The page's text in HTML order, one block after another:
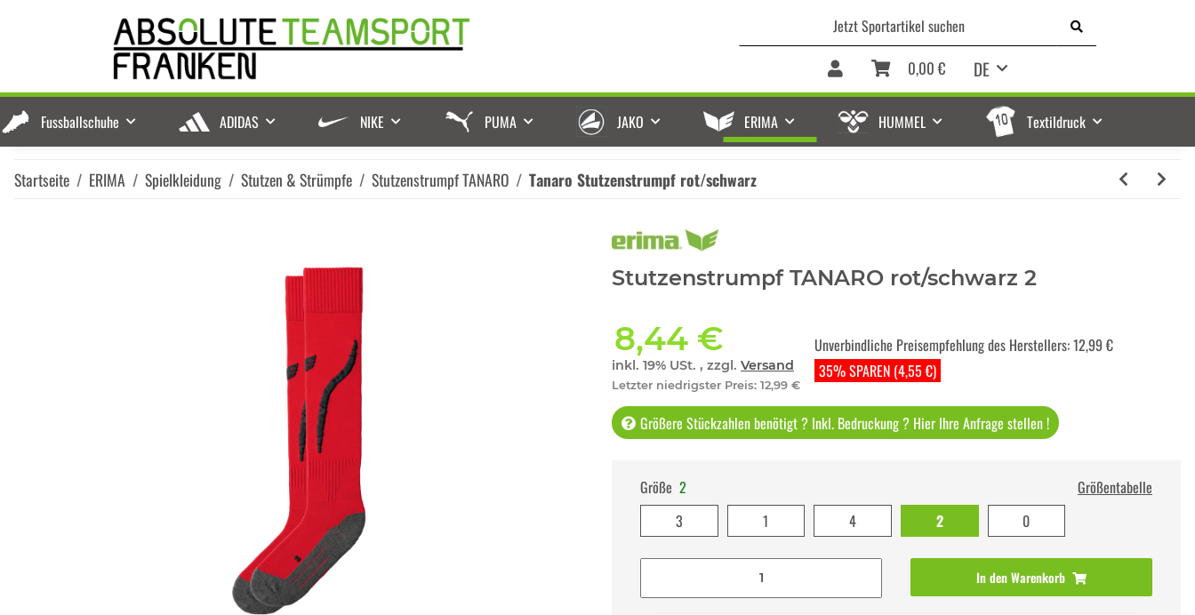
DE
0,00 €
Fussballschuhe ADIDAS NIKE PUMA JAKO ERIMA HUMMEL Textildruck
Startseite ERIMA Spielkleidung Stutzen & Strümpfe Stutzenstrumpf TANARO Tanaro Stutzenstrumpf rot/schwarz
Stutzenstrumpf TANARO rot/schwarz 2
8,44 €
inkl. 19% USt. , zzgl. Versand
Letzter niedrigster Preis: 12,99 €
35% SPAREN (4,55 €)
Unverbindliche Preisempfehlung des Herstellers:12,99 €
Größere Stückzahlen benötigt ? Inkl. Bedruckung ? Hier Ihre Anfrage stellen !
Größe 2
Größentabelle
3
1 4 2 0
In den Warenkorb